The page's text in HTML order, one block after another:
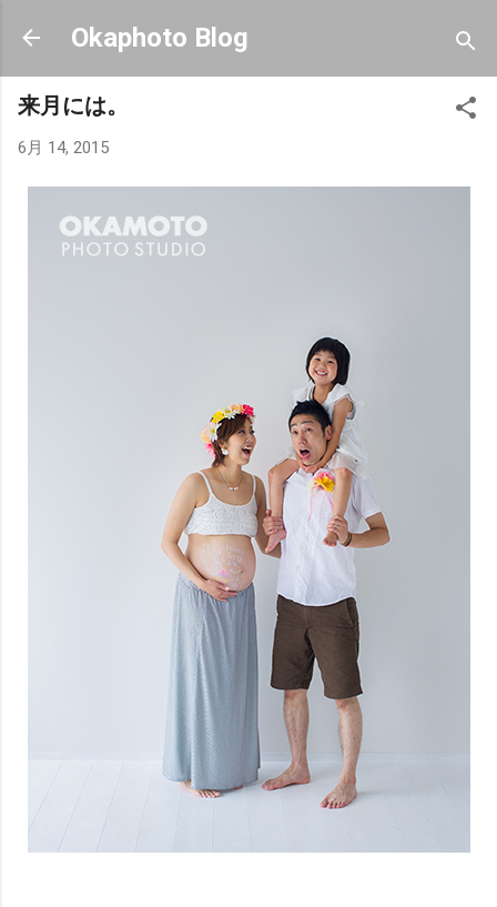
スキップしてメイン コンテンツに移動
Okaphoto Blog
来月には。
6月 14, 2015